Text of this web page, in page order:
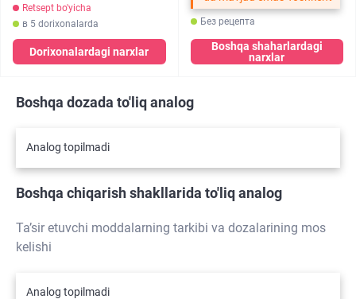
Retsept bo'yicha
в 5 dorixonalarda
Dorixonalardagi narxlar
Без рецепта
Boshqa shaharlardagi
narxlar
Boshqa dozada to'liq analog
Analog topilmadi
Boshqa chiqarish shakllarida to'liq analog
Ta’sir etuvchi moddalarning tarkibi va dozalarining mos
kelishi
Analog topilmadi